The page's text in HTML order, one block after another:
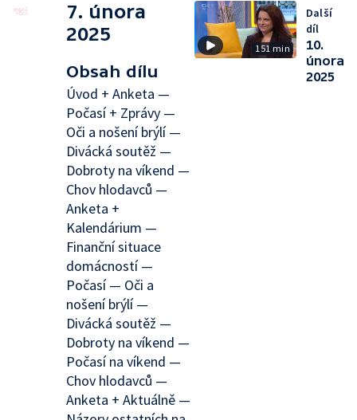
7. února
2025
Obsah dílu
Úvod + Anketa —
Počasí + Zprávy —
Oči a nošení brýlí —
Divácká soutěž —
Dobroty na víkend —
Chov hlodavců —
Anketa +
Kalendárium —
Finanční situace
domácností —
Počasí — Oči a
nošení brýlí —
Divácká soutěž —
Dobroty na víkend —
Počasí na víkend —
Chov hlodavců —
Anketa + Aktuálně —
151 min
Další
díl
10.
února
2025